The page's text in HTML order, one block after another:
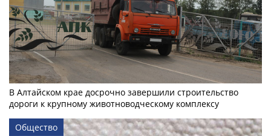
В Алтайском крае досрочно завершили строительство
дороги к крупному животноводческому комплексу
Общество